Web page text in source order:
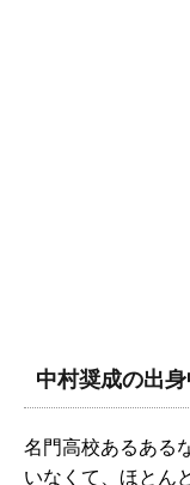
中村奨成の出
名門高校あるある
いなくて、ほとん